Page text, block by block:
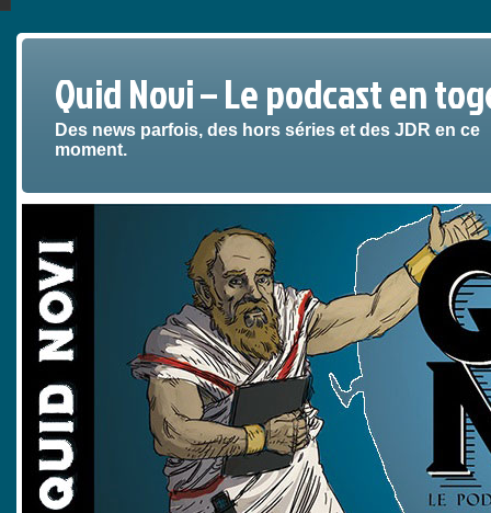
Quid Novi – Le podcast en
Des news parfois, des hors séries et des JDR en ce
moment.